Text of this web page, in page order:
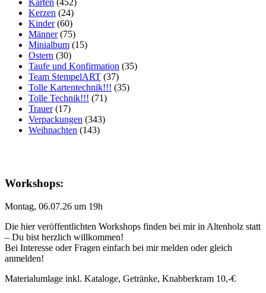
Kerzen (24)
Kinder(60)
Männer(75)
Minialbum (15)
Ostern (30)
Taufe und Konfirmation (35)
Team StempelART (37)
Tolle Kartentechnik!!! (35)
Tolle Technik!!! (71)
Trauer(17)
Verpackungen (343)
Weihnachten (143)
Workshops:
Montag, 06.07.26 um 19h
Die hier veröffentlichten Workshops finden bei mir in Altenholz statt
– Du bist herzlich willkommen!
Bei Interesse oder Fragen einfach bei mir melden oder gleich
anmelden!
Materialumlage inkl. Kataloge, Getränke, Knabberkram 10,-€